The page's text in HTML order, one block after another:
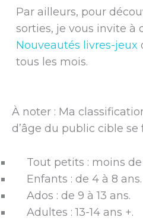
Par ailleurs, pour
sorties, je vous invite à
Nouveautés livres-jeux
tous les mois.
À noter : Ma
d’âge du public cible
Tout petits : moins de
Enfants : de 4 à 8 ans.
Ados : de 9 à 13 ans.
Adultes : 13-14 ans +.